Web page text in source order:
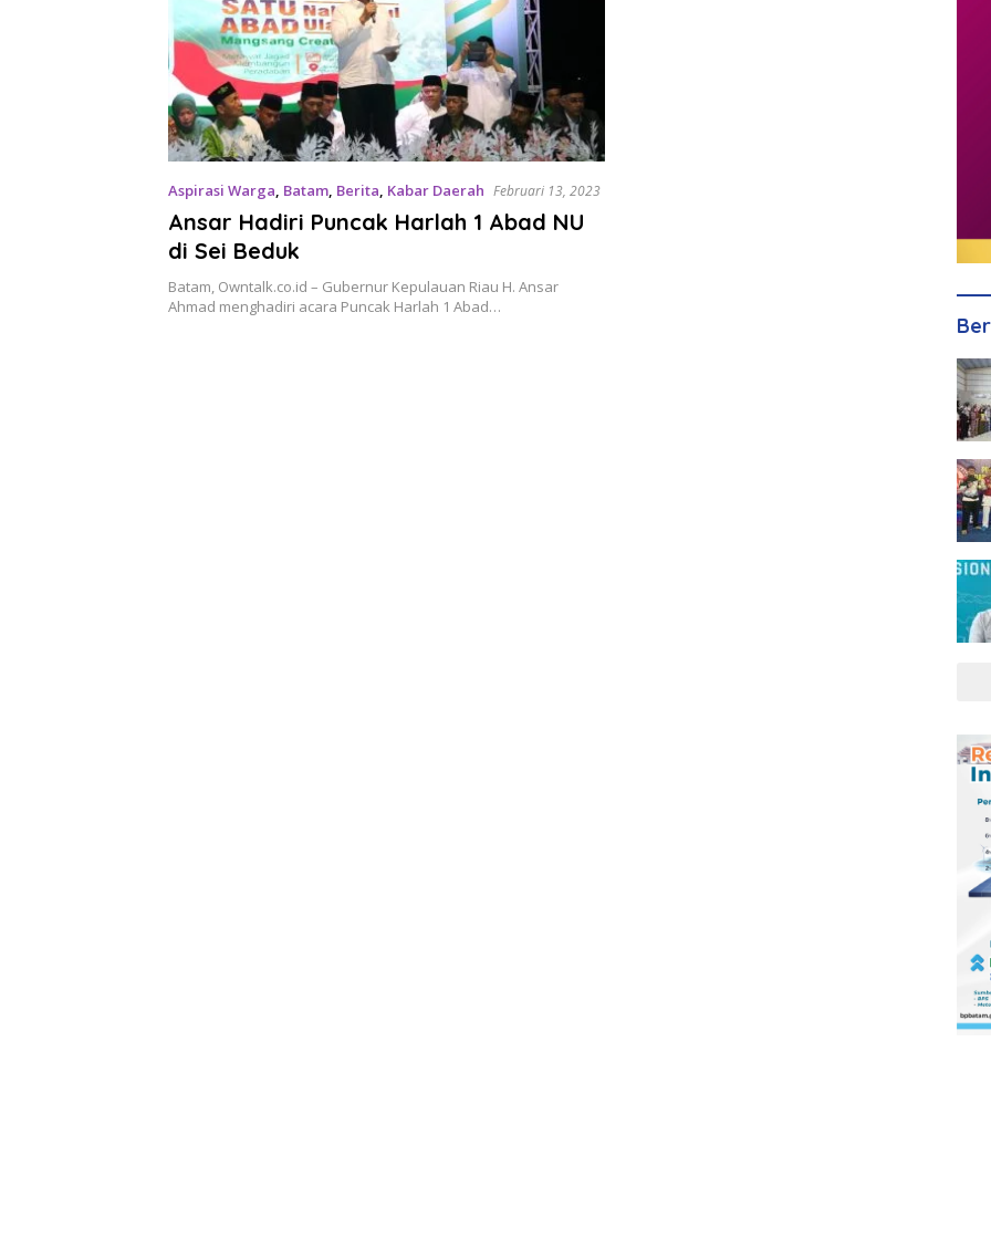
Aspirasi Warga, Batam, Berita, Kabar Daerah Februari 13, 2023
Ansar Hadiri Puncak Harlah 1 Abad NU
di Sei Beduk
Batam, Owntalk.co.id – Gubernur Kepulauan Riau H. Ansar
Ahmad menghadiri acara Puncak Harlah 1 Abad…